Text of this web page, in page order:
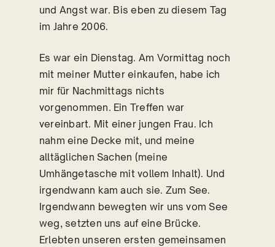
und Angst war. Bis eben zu diesem Tag
im Jahre 2006.
Es war ein Dienstag. Am Vormittag noch
mit meiner Mutter einkaufen, habe ich
mir für Nachmittags nichts
vorgenommen. Ein Treffen war
vereinbart. Mit einer jungen Frau. Ich
nahm eine Decke mit, und meine
alltäglichen Sachen (meine
Umhängetasche mit vollem Inhalt). Und
irgendwann kam auch sie. Zum See.
Irgendwann bewegten wir uns vom See
weg, setzten uns auf eine Brücke.
Erlebten unseren ersten gemeinsamen